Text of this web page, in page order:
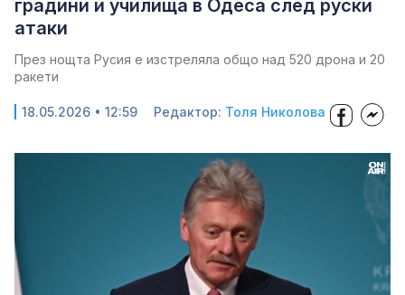
градини и училища в Одеса след руски
атаки
През нощта Русия е изстреляла общо над 520 дрона и 20
ракети
18.05.2026 • 12:59 Редактор: Толя Николова